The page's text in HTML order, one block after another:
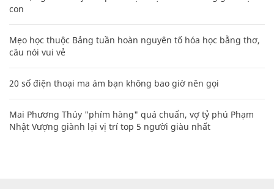
con
Mẹo học thuộc Bảng tuần hoàn nguyên tố hóa học bằng thơ,
câu nói vui vẻ
20 số điện thoại ma ám bạn không bao giờ nên gọi
Mai Phương Thúy "phím hàng" quá chuẩn, vợ tỷ phú Phạm
Nhật Vượng giành lại vị trí top 5 người giàu nhất